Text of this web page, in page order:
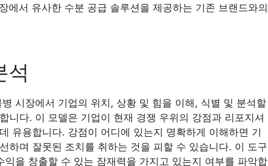
에서 유사한 수분 공급 솔루션을 제공하는 기존 브랜드와의
석
시장에서 기업의 위치, 상황 및 힘을 이해, 식별 및 분석할
니다. 이 모델은 기업이 현재 경쟁 우위의 강점과 리포지셔
유용합니다. 강점이 어디에 있는지 명확하게 이해하면 기
하며 잘못된 조치를 취하는 것을 피할 수 있습니다. 이 도구
을 창출할 수 있는 잠재력을 가지고 있는지 여부를 파악합